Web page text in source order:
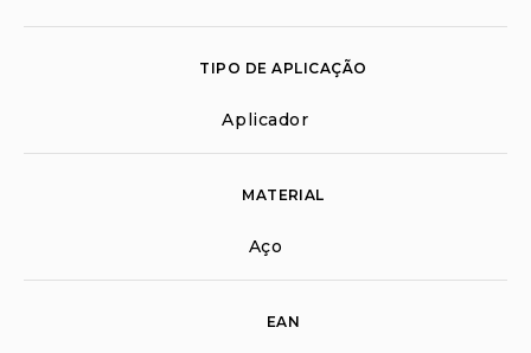
TIPO DE APLICAÇÃO
Aplicador
MATERIAL
Aço
EAN